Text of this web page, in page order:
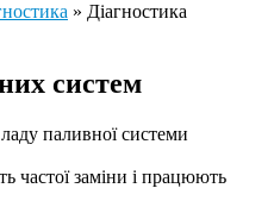
» Діагностика
систем
паливної системи
частої заміни і працюють